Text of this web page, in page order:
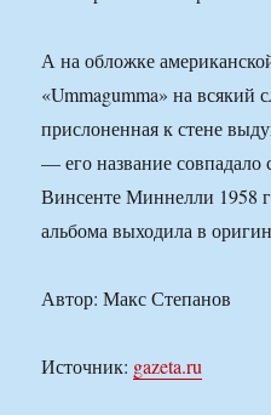
А на обложке
«Ummagumma» на всякий
прислоненная к стене
— его название
Винсенте Миннелли 1958
альбома выходила в
Автор: Макс Степанов
Источник: gazeta.ru